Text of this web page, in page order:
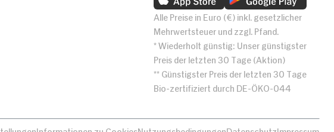
Alle Preise in Euro (€) inkl. gesetzlicher
Mehrwertsteuer und zzgl. Pfand.
* Wiederholt günstig: Unser günstigster
Preis der letzten 30 Tage (Aktion)
** Günstigster Preis der letzten 30 Tage
Bio-zertifiziert durch DE-ÖKO-044